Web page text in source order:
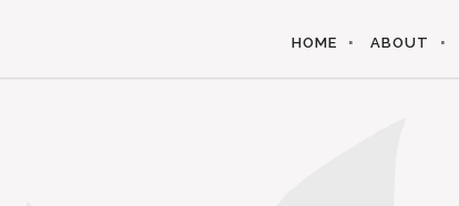
HOME ABOUT